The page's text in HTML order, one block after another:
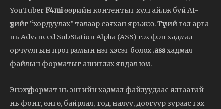
YouTuber F4miөөрийн контентыг хулгайлж буй AI-
үүдийг “хордуулах” талаар саяхан ярьжээ. Түүний гол арга
нь Advanced SubStation Alpha (ASS) гэх фэн хадмал
орчуулгын програмын нэг хэсэг болох .assхадмал
файлын форматыг ашиглах явдал юм.
Энэхүү формат нь энгийн хадмал файлуудаас ялгаатай
нь фонт, өнгө, байрлал, тод, налуу, доогуур зураас гэх